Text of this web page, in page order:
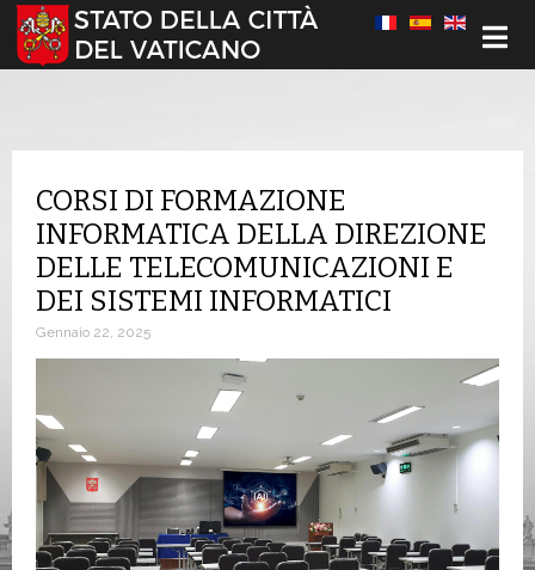
Seleziona la tua lingua
CORSI DI FORMAZIONE
INFORMATICA DELLA DIREZIONE
DELLE TELECOMUNICAZIONI E
DEI SISTEMI INFORMATICI
Gennaio 22, 2025